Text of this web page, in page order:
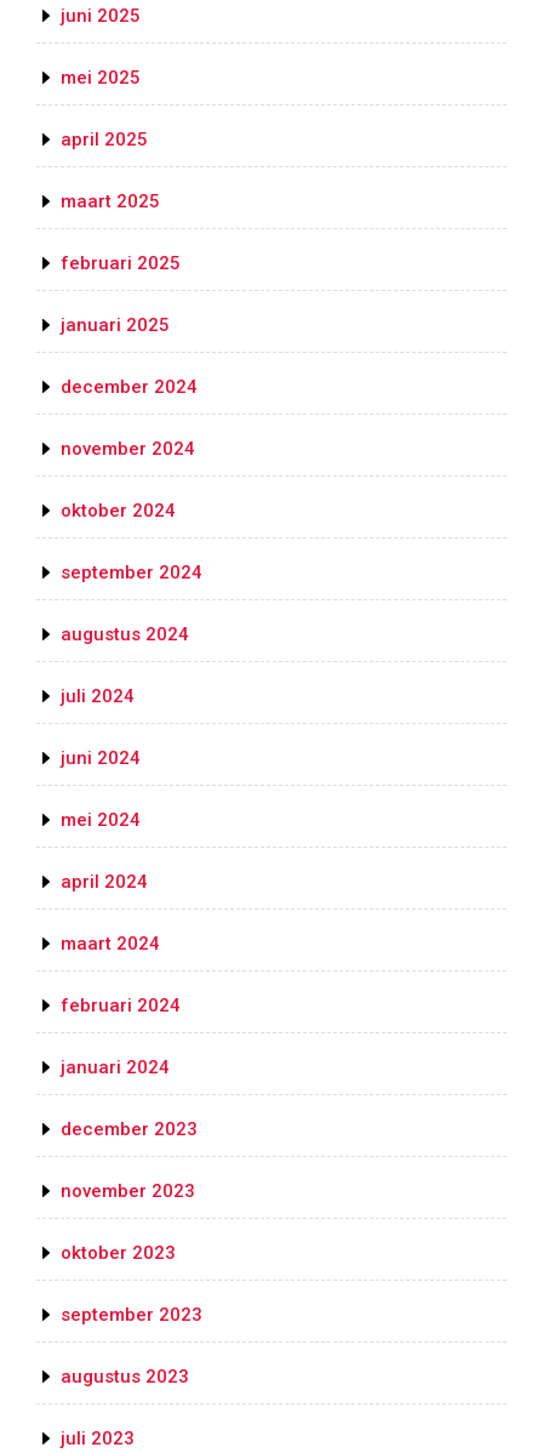
juni 2025
mei 2025
april 2025
maart 2025
februari 2025
januari 2025
december 2024
november 2024
oktober 2024
september 2024
augustus 2024
juli 2024
juni 2024
mei 2024
april 2024
maart 2024
februari 2024
januari 2024
december 2023
november 2023
oktober 2023
september 2023
augustus 2023
juli 2023